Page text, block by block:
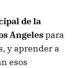
de la
Angelespara
y aprender a
esos